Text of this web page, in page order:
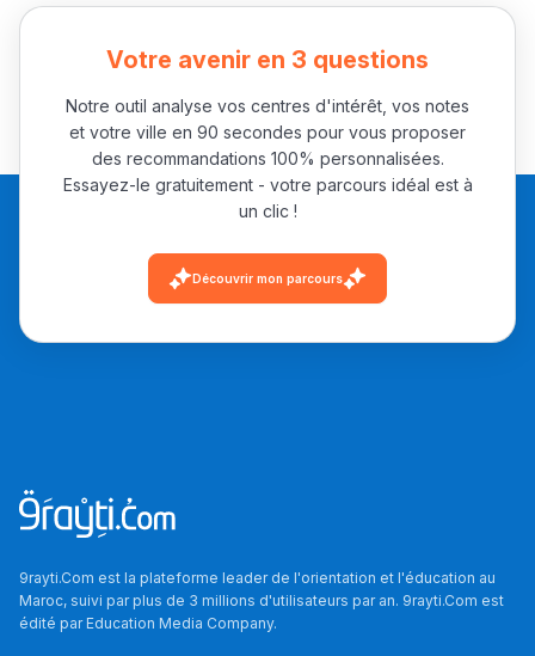
Votre avenir en 3 questions
Notre outil analyse vos centres d'intérêt, vos notes
et votre ville en 90 secondes pour vous proposer
des recommandations 100% personnalisées.
Essayez-le gratuitement - votre parcours idéal est à
un clic !
Découvrir mon parcours
9rayti.Com est la plateforme leader de l'orientation et l'éducation au
Maroc, suivi par plus de 3 millions d'utilisateurs par an. 9rayti.Com est
édité parEducation Media Company.